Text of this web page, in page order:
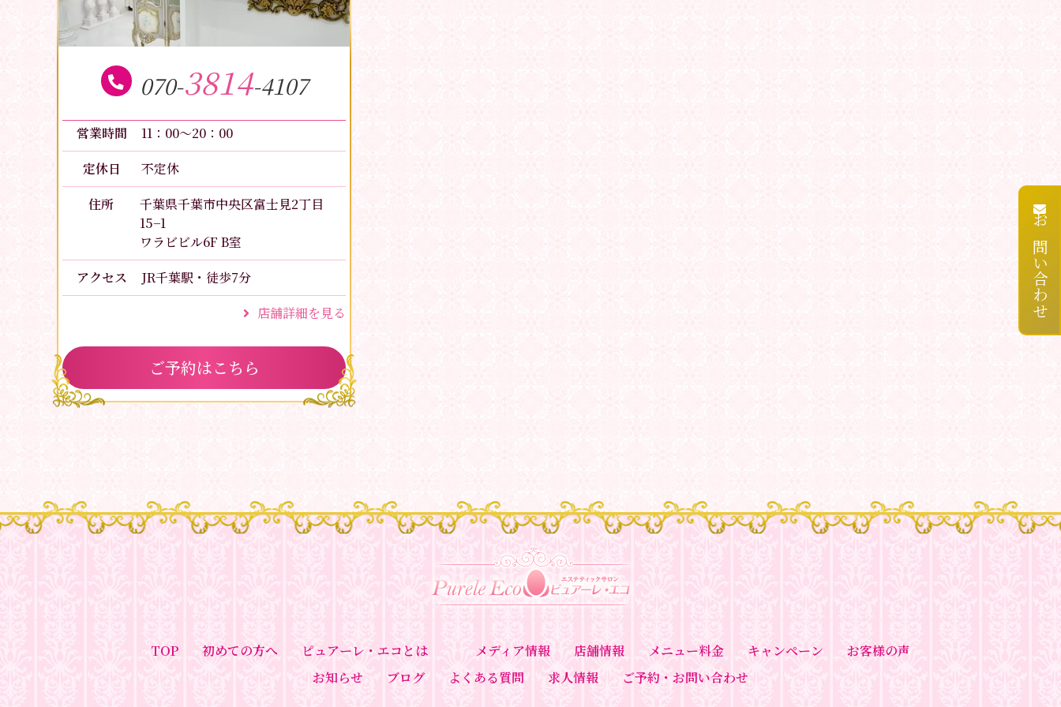
070-3814-4107
営業時間
11：00～20：00
定休日
不定休
住所
千葉県千葉市中央区富士見2丁目
15−1
ワラビビル6F B室
アクセス
JR千葉駅・徒歩7分
店舗詳細を見る
ご予約はこちら
お問い合わせ
TOP 初めての方へ ピュアーレ・エコとは メディア情報 店舗情報 メニュー料金 キャンペーン
お客様の声
お知らせ
ブログ よくある質問 求人情報 ご予約・お問い合わせ